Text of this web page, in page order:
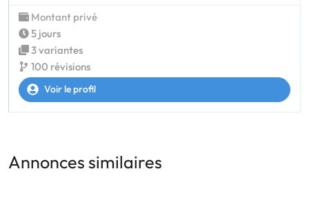
Montant privé
5 jours
3 variantes
100 révisions
Voir le profil
Annonces similaires